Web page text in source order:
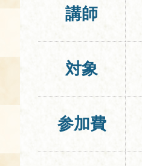
講師
対象
参加費